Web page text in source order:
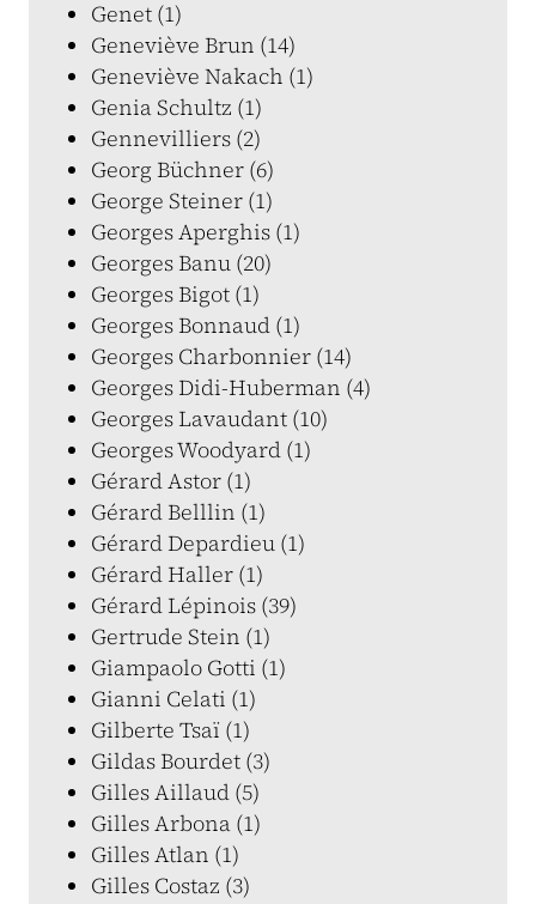
Genet (1)
Geneviève Brun (14)
Geneviève Nakach (1)
Genia Schultz (1)
Gennevilliers (2)
Georg Büchner (6)
George Steiner (1)
Georges Aperghis (1)
Georges Banu (20)
Georges Bigot (1)
Georges Bonnaud (1)
Georges Charbonnier (14)
Georges Didi-Huberman (4)
Georges Lavaudant (10)
Georges Woodyard (1)
Gérard Astor (1)
Gérard Belllin (1)
Gérard Depardieu (1)
Gérard Haller (1)
Gérard Lépinois (39)
Gertrude Stein (1)
Giampaolo Gotti (1)
Gianni Celati (1)
Gilberte Tsaï (1)
Gildas Bourdet (3)
Gilles Aillaud (5)
Gilles Arbona (1)
Gilles Atlan (1)
Gilles Costaz (3)